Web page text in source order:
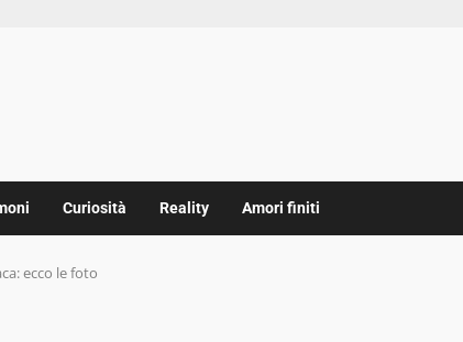
Curiosità Reality Amori finiti
ecco le foto